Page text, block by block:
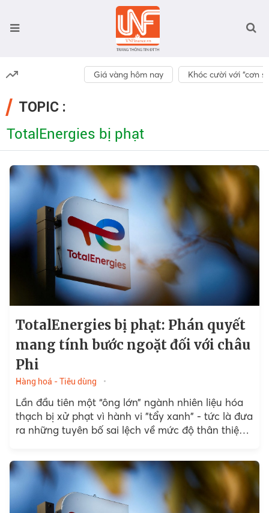
Giá vàng hôm nay Khóc cười với “cơn
TOPIC :
TotalEnergies bị phạt
TotalEnergies bị phạt: Phán quyết
mang tính bước ngoặt đối với châu
Phi
Hàng hoá - Tiêu dùng
Lần đầu tiên một “ông lớn” ngành nhiên liệu hóa
thạch bị xử phạt vì hành vi "tẩy xanh" - tức là đưa
ra những tuyên bố sai lệch về mức độ thân thiện